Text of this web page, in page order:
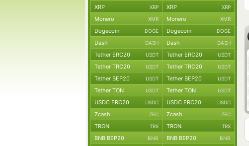
XRP XRP XRP XRP
Monero XMR Monero XMR
Dogecoin DOGE Dogecoin DOGE
Dash DASH Dash DASH
Tether ERC20 USDT Tether ERC20 USDT
Tether TRC20 USDT Tether TRC20 USDT
Tether BEP20 USDT Tether BEP20 USDT
Tether TON USDT Tether TON USDT
USDC ERC20 USDC USDC ERC20 USDC
Zcash ZEC Zcash ZEC
TRON TRX TRON TRX
BNB BEP20 BNB BNB BEP20 BNB